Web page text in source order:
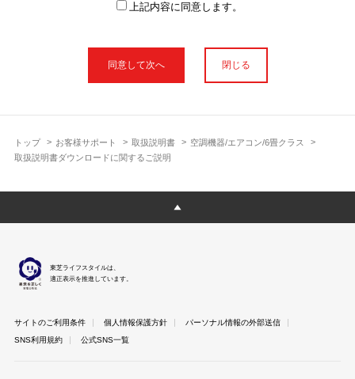
トップ お客様サポート 取扱説明書
空調機器/エアコン/6畳クラス
取扱説明書ダウンロードに関するご説明
使用上のご注意や安全上のご注意、また測定基準や数値等は取扱
説明書が作成された時点での基準に応じた内容となっております
明書以外の印刷物が同梱されている場合がありますが、本サイト
ではそれらを全て公開しておりませんのであらかじめご了承くだ
本サイトのサービスは予告なく中止または内容を変更する場合が
ございますのであらかじめご了承ください。
さま以外からのお問い合わせにはお答えできない場合があります
のであらかじめご了承ください。
上記内容に同意します。
閉じる
東芝ライフスタイルは、
適正表示を推進しています。
サイトのご利用条件 個人情報保護方針
パーソナル情報の外部送信
SNS利用規約
公式SNS一覧